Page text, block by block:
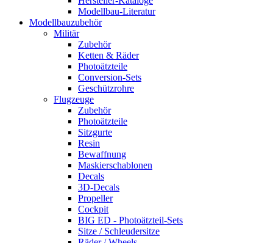
Modellbau-Literatur
Modellbauzubehör
Militär
Zubehör
Ketten & Räder
Photoätzteile
Conversion-Sets
Geschützrohre
Flugzeuge
Zubehör
Photoätzteile
Sitzgurte
Resin
Bewaffnung
Maskierschablonen
Decals
3D-Decals
Propeller
Cockpit
BIG ED - Photoätzteil-Sets
Sitze / Schleudersitze